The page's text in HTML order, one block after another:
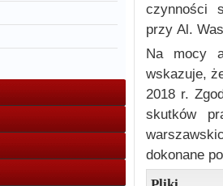
czynności
przy Al.
Na mocy
wskazuje,
2018 r.
skutków
dokonane